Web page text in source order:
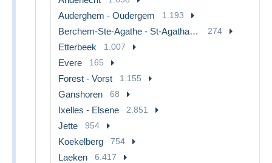
Auderghem - Oudergem 1.193
Berchem-Ste-Agathe - St-Agatha-Berchem 274
Etterbeek 1.007
Evere 165
Forest - Vorst 1.155
Ganshoren 68
Ixelles - Elsene 2.851
Jette 954
Koekelberg 754
Laeken 6.417